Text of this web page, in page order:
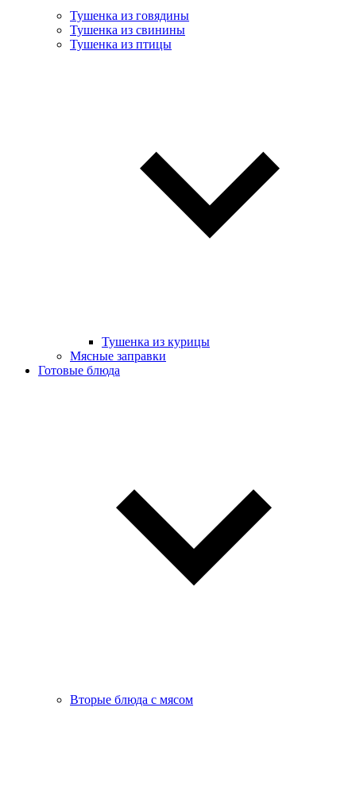
Тушенка из говядины
Тушенка из свинины
Тушенка из птицы
Тушенка из курицы
Мясные заправки
Готовые блюда
Вторые блюда с мясом